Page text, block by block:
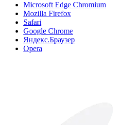
Microsoft Edge Chromium
Mozilla Firefox
Safari
Google Chrome
Яндекс.Браузер
Opera